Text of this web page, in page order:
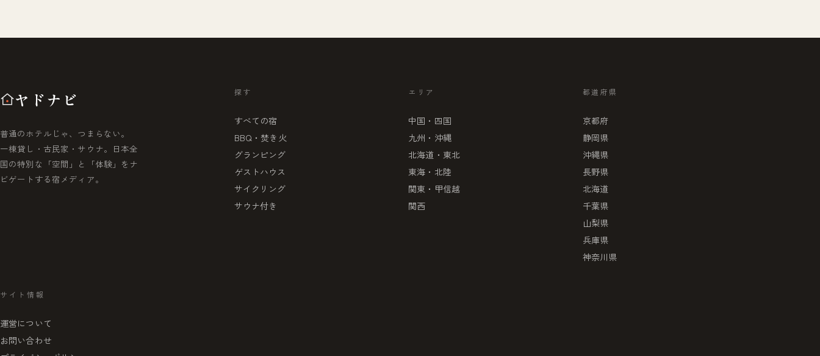
ヤドナビ
普通のホテルじゃ、つまらない。
一棟貸し・古民家・サウナ。日本全
国の特別な「空間」と「体験」をナ
ビゲートする宿メディア。
探す
すべての宿
BBQ・焚き火
グランピング
ゲストハウス
サイクリング
サウナ付き
エリア
中国・四国
九州・沖縄
北海道・東北
東海・北陸
関東・甲信越
関西
都道府県
京都府
静岡県
沖縄県
長野県
北海道
千葉県
山梨県
兵庫県
神奈川県
サイト情報
運営について
お問い合わせ